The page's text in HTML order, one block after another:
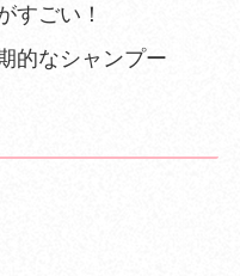
すごい！
的なシャンプー